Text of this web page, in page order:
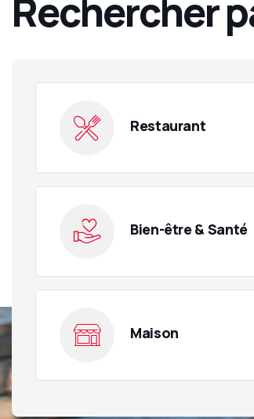
Rechercher
Restaurant
Bien-être & Santé
Maison